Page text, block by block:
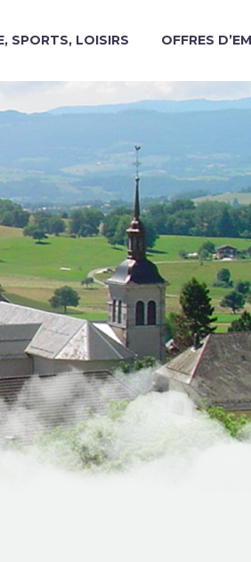
SPORTS, LOISIRS OFFRES